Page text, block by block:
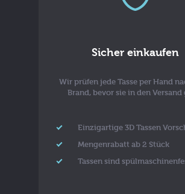
Sicher einkaufen
Wir prüfen jede Tasse per Hand
Brand, bevor sie in den Versand
Einzigartige 3D Tassen
Mengenrabatt ab 2 Stück
Tassen sind